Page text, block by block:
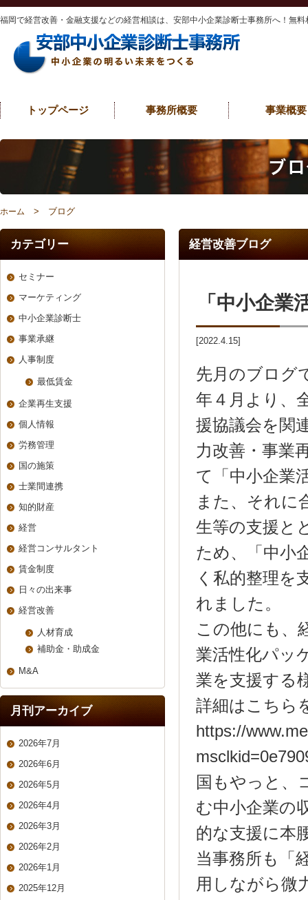
福岡で経営改善・金融支援などの経営相談は、安部中小企業診断士事務所へ！無料
トップページ 事務所概要 事業概要
ホーム > ブログ
経営改善ブログ
「中小企業
[2022.4.15]
先月のブログ
年４月より、
援協議会を関
力改善・事業
て「中小企業
また、それに
生等の支援と
ため、「中小
く私的整理を
れました。
この他にも、
業活性化パッ
業を支援する
詳細はこちら
https://
国もやっと、
む中小企業の
的な支援に本
当事務所も「
用しながら微
カテゴリー
セミナー
マーケティング
中小企業診断士
事業承継
人事制度
最低賃金
企業再生支援
個人情報
労務管理
国の施策
士業間連携
知的財産
経営
経営コンサルタント
賃金制度
日々の出来事
経営改善
人材育成
補助金・助成金
M&A
月刊アーカイブ
2026年7月
2026年6月
2026年5月
2026年4月
2026年3月
2026年2月
2026年1月
2025年12月